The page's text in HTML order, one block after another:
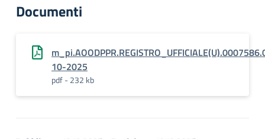
Documenti
10-2025
pdf - 232 kb